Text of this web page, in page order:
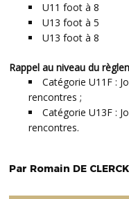
U11 foot à 8
U13 foot à 5
U13 foot à 8
Rappel au niveau du
Catégorie U11F :
rencontres ;
Catégorie U13F :
rencontres.
Par Romain DE CLERCK